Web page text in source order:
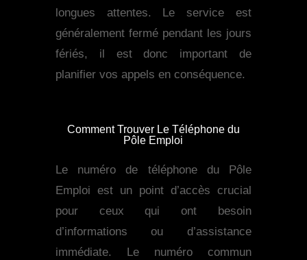
longues attentes. Le service est
généralement fermé pendant les jours
fériés, il est donc important de
planifier vos appels en conséquence.
Comment Trouver Le Téléphone du
Pôle Emploi
Le numéro de téléphone du Pôle
Emploi est un point d’accès crucial
pour ceux qui ont besoin
d’informations ou d’assistance
immédiate. Le numéro commun